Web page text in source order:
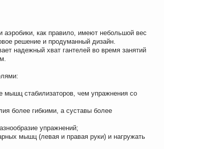
аэробики, как правило, имеют небольшой вес
решение и продуманный дизайн.
надежный хват гантелей во время занятий
мышц стабилизаторов, чем упражнения со
более гибкими, а суставы более
упражнений;
мышц (левая и правая руки) и нагружать